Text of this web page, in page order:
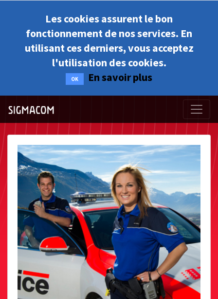
Les cookies assurent le bon
fonctionnement de nos services. En
utilisant ces derniers, vous acceptez
l'utilisation des cookies.
OK En savoir plus